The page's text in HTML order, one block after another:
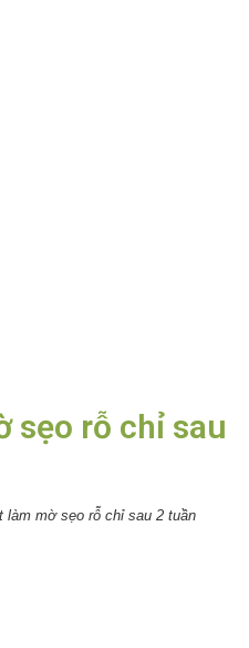
sẹo rỗ chỉ sau
làm mờ sẹo rỗ chỉ sau 2 tuần